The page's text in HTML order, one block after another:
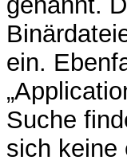
ein.
Suche
sich keine